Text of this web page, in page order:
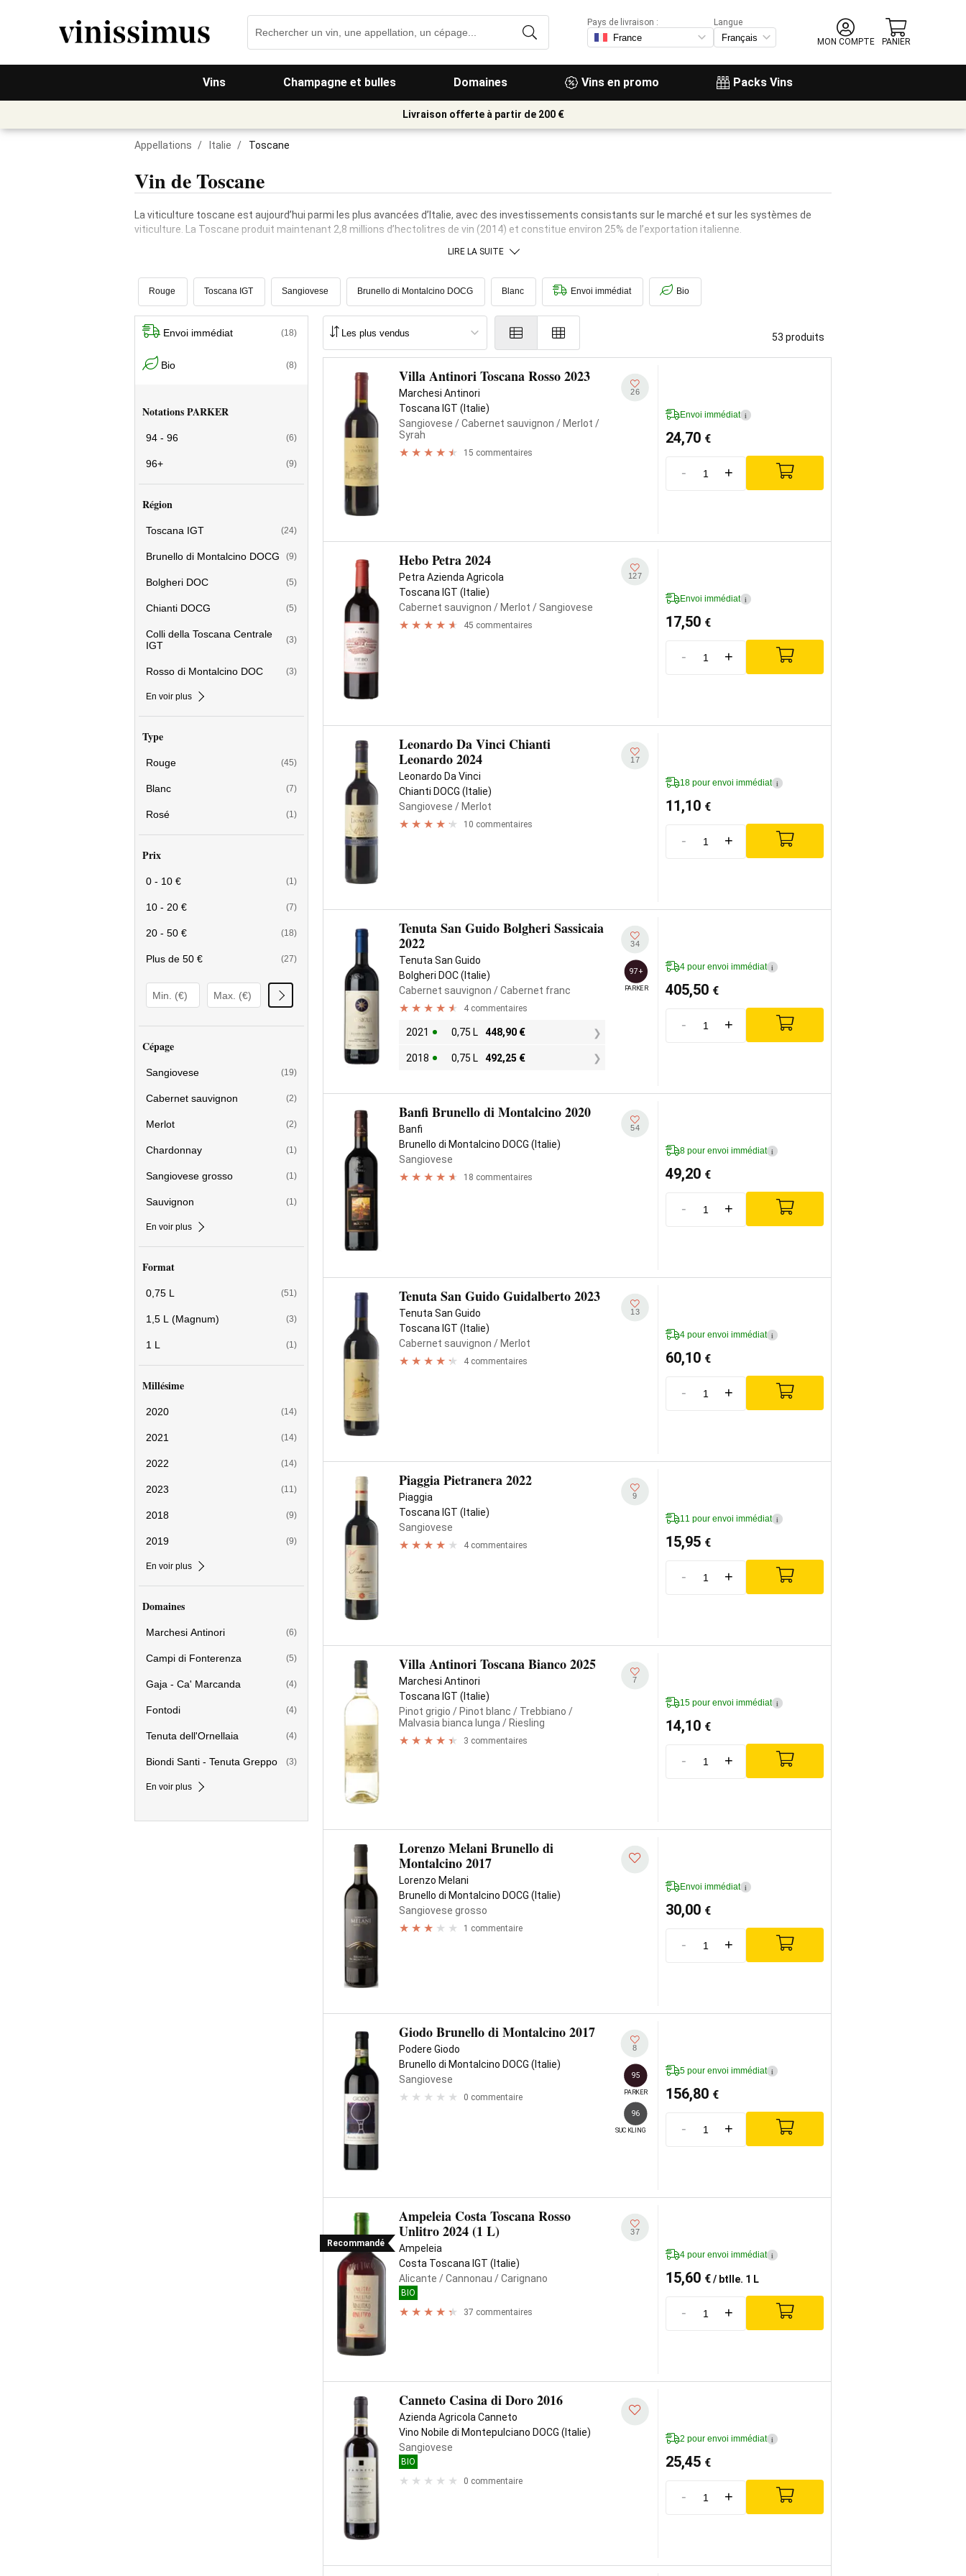
Vins Champagne et bulles Domaines Vins en promo Packs Vins
Pays de livraison :
Langue
MON COMPTE
PANIER
Livraison offerte à partir de 200 €
Appellations / Italie / Toscane
Vin de Toscane
La viticulture toscane est aujourd’hui parmi les plus avancées d’Italie, avec des investissements consistants sur le marché et sur les systèmes de
viticulture. La Toscane produit maintenant 2,8 millions d’hectolitres de vin (2014) et constitue environ 25% de l’exportation italienne.
LIRE LA SUITE
Rouge Toscana IGT Sangiovese Brunello di Montalcino DOCG Blanc Envoi immédiat Bio
Envoi immédiat (18)
Bio (8)
Notations PARKER
94 - 96 (6)
96+ (9)
Région
Toscana IGT (24)
Brunello di Montalcino DOCG (9)
Bolgheri DOC (5)
Chianti DOCG (5)
Colli della Toscana Centrale
IGT
(3)
Rosso di Montalcino DOC (3)
En voir plus
Type
Rouge (45)
Blanc (7)
Rosé (1)
Prix
0 - 10 € (1)
10 - 20 € (7)
20 - 50 € (18)
Plus de 50 € (27)
Cépage
Sangiovese (19)
Cabernet sauvignon (2)
Merlot (2)
Chardonnay (1)
Sangiovese grosso (1)
Sauvignon (1)
En voir plus
Format
0,75 L (51)
1,5 L (Magnum) (3)
1 L (1)
Millésime
2020 (14)
2021 (14)
2022 (14)
2023 (11)
2018 (9)
2019 (9)
En voir plus
Domaines
Marchesi Antinori (6)
Campi di Fonterenza (5)
Gaja - Ca' Marcanda (4)
Fontodi (4)
Tenuta dell'Ornellaia (4)
Biondi Santi - Tenuta Greppo (3)
En voir plus
53 produits
Villa Antinori Toscana Rosso 2023
Marchesi Antinori
Toscana IGT (Italie)
Sangiovese / Cabernet sauvignon / Merlot /
Syrah
15 commentaires
26
Envoi immédiat i
24,70 €
- +
Hebo Petra 2024
Petra Azienda Agricola
Toscana IGT (Italie)
Cabernet sauvignon / Merlot / Sangiovese
45 commentaires
127
Envoi immédiat i
17,50 €
- +
Leonardo Da Vinci Chianti
Leonardo 2024
Leonardo Da Vinci
Chianti DOCG (Italie)
Sangiovese / Merlot
10 commentaires
17
18 pour envoi immédiat i
11,10 €
- +
Tenuta San Guido Bolgheri Sassicaia
2022
Tenuta San Guido
Bolgheri DOC (Italie)
Cabernet sauvignon / Cabernet franc
4 commentaires
2021 0,75 L 448,90 €
2018 0,75 L 492,25 €
34
97+
PARKER
4 pour envoi immédiat i
405,50 €
- +
Banfi Brunello di Montalcino 2020
Banfi
Brunello di Montalcino DOCG (Italie)
Sangiovese
18 commentaires
54
8 pour envoi immédiat i
49,20 €
- +
Tenuta San Guido Guidalberto 2023
Tenuta San Guido
Toscana IGT (Italie)
Cabernet sauvignon / Merlot
4 commentaires
13
4 pour envoi immédiat i
60,10 €
- +
Piaggia Pietranera 2022
Piaggia
Toscana IGT (Italie)
Sangiovese
4 commentaires
9
11 pour envoi immédiat i
15,95 €
- +
Villa Antinori Toscana Bianco 2025
Marchesi Antinori
Toscana IGT (Italie)
Pinot grigio / Pinot blanc / Trebbiano /
Malvasia bianca lunga / Riesling
3 commentaires
7
15 pour envoi immédiat i
14,10 €
- +
Lorenzo Melani Brunello di
Montalcino 2017
Lorenzo Melani
Brunello di Montalcino DOCG (Italie)
Sangiovese grosso
1 commentaire
Envoi immédiat i
30,00 €
- +
Giodo Brunello di Montalcino 2017
Podere Giodo
Brunello di Montalcino DOCG (Italie)
Sangiovese
0 commentaire
8
95
PARKER
96
SUCKLING
5 pour envoi immédiat i
156,80 €
- +
Recommandé
Ampeleia Costa Toscana Rosso
Unlitro 2024 (1 L)
Ampeleia
Costa Toscana IGT (Italie)
Alicante / Cannonau / Carignano
BIO
37 commentaires
37
4 pour envoi immédiat i
15,60 €/ btlle. 1 L
- +
Canneto Casina di Doro 2016
Azienda Agricola Canneto
Vino Nobile di Montepulciano DOCG (Italie)
Sangiovese
BIO
0 commentaire
2 pour envoi immédiat i
25,45 €
- +